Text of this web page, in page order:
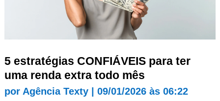
5 estratégias CONFIÁVEIS para ter
uma renda extra todo mês
por Agência Texty| 09/01/2026 às 06:22